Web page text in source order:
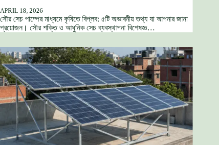
APRIL 18, 2026
সৌর সেচ পাম্পের মাধ্যমে কৃষিতে বিপ্লব: ৫টি অভাবনীয় তথ্য যা আপনার জানা
প্রয়োজন। সৌর শক্তি ও আধুনিক সেচ ব্যবস্থাপনা বিশেষজ্ঞ…